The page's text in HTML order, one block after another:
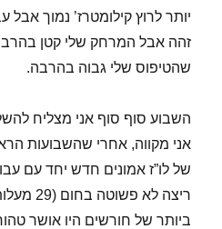
יותר לרוץ קילומטרז’ נמוך אבל
זהה אבל המרחק שלי קטן
שהטיפוס שלי גבוה בהרבה.
השבוע סוף סוף אני מצליח
אני מקווה, אחרי שהשבועות
של לו”ז אמונים חדש יחד עם
ריצה לא
ביותר של חורשים היו אושר